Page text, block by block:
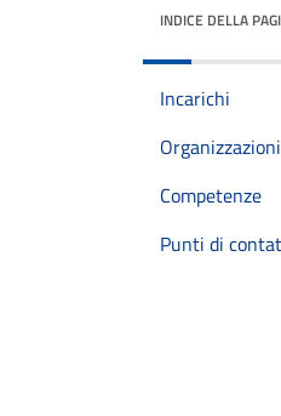
INDICE DELLA
Incarichi
Organizzazioni
Competenze
Punti di